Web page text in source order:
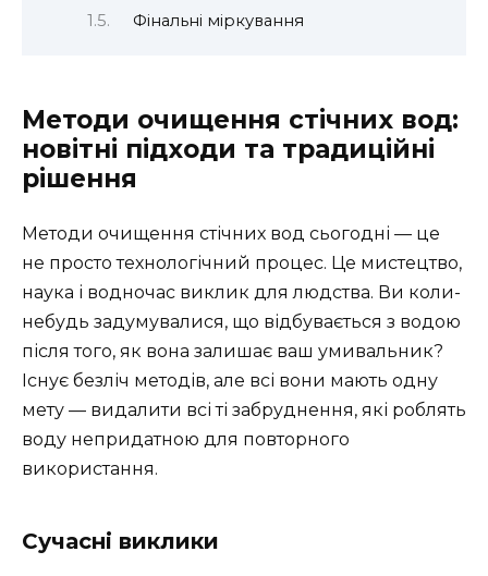
Фінальні міркування
Методи очищення стічних вод:
новітні підходи та традиційні
рішення
Методи очищення стічних вод сьогодні — це
не просто технологічний процес. Це мистецтво,
наука і водночас виклик для людства. Ви коли-
небудь задумувалися, що відбувається з водою
після того, як вона залишає ваш умивальник?
Існує безліч методів, але всі вони мають одну
мету — видалити всі ті забруднення, які роблять
воду непридатною для повторного
використання.
Сучасні виклики